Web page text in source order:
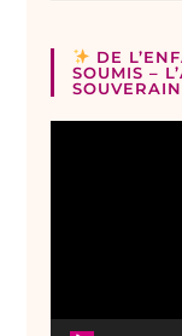
DE
SOUMIS –